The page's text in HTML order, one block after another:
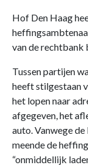
Hof Den Haag
van de rechtbank
Tussen partijen
heeft stilgestaan
het lopen naar
afgegeven, het
auto. Vanwege
meende de
“onmiddellijk